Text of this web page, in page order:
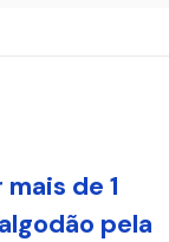
de 1
pela